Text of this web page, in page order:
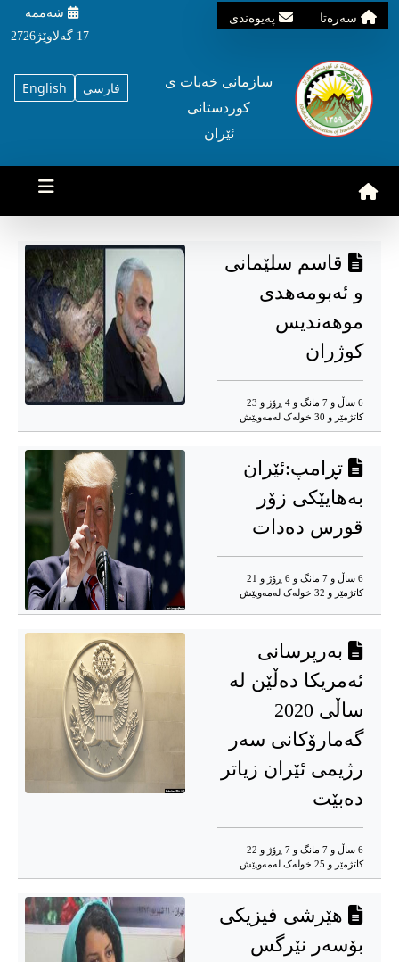
سه‌ره‌تا په‌یوه‌ندی
شه‌ممه‌
17 گه‌لاوێژ2726
English فارسی
سازمانی خه‌بات ی
کوردستانی
ئێران
قاسم سلێمانی
و ئەبومەهدی
موهەندیس
کوژران
6 ساڵ و 7 مانگ و 4 ڕۆژ و 23
کاتژمێر و 30 خوله‌ک له‌مه‌وپێش‌
تڕامپ:ئێران
بەهایێکی زۆر
قورس دەدات
6 ساڵ و 7 مانگ و 6 ڕۆژ و 21
کاتژمێر و 32 خوله‌ک له‌مه‌وپێش‌
بەرپرسانی
ئەمریکا دەڵێن لە
ساڵی 2020
گەمارۆکانی سەر
رژیمی ئێران زیاتر
دەبێت
6 ساڵ و 7 مانگ و 7 ڕۆژ و 22
کاتژمێر و 25 خوله‌ک له‌مه‌وپێش‌
هێرشی فیزیکی
بۆسەر نێرگس